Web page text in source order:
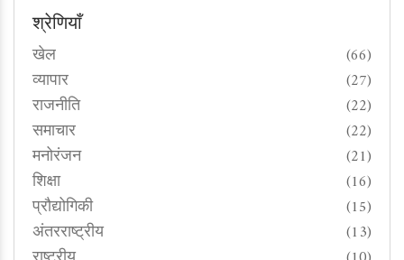
श्रेणियाँ
खेल (66)
व्यापार (27)
राजनीति (22)
समाचार (22)
मनोरंजन (21)
शिक्षा (16)
प्रौद्योगिकी (15)
अंतरराष्ट्रीय (13)